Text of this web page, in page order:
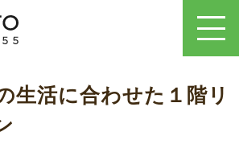
生活に合わせた１階リ